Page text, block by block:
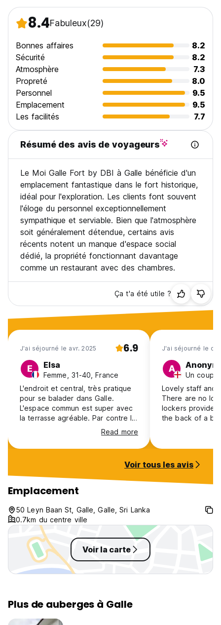
8.4Fabuleux(29)
Bonnes affaires
8.2
Sécurité
8.2
Atmosphère
7.3
Propreté
8.0
Personnel
9.5
Emplacement
9.5
Les facilités
7.7
Résumé des avis de voyageurs
Le Moi Galle Fort by DBI à Galle bénéficie d'un
emplacement fantastique dans le fort historique,
idéal pour l'exploration. Les clients font souvent
l'éloge du personnel exceptionnellement
sympathique et serviable. Bien que l'atmosphère
soit généralement détendue, certains avis
récents notent un manque d'espace social
dédié, la propriété fonctionnant davantage
comme un restaurant avec des chambres.
Ça t'a été utile ?
J'ai séjourné le avr. 2025 6.9
E Elsa
Femme, 31-40, France
L'endroit et central, très pratique
pour se balader dans Galle.
L'espace commun est super avec
la terrasse agréable. Par contre la
chambre dortoir pour femme est
plutôt un placard sans fenêtre
derrière la cuisine. Cela sent
les autres dortoirs.
Read more
J'ai séjourné le
A
Un
Lovely staff and
There are no
lockers provided
the back of a
communal area.
Voir tous les avis
Emplacement
50 Leyn Baan St, Galle, Galle, Sri Lanka
0.7km du centre ville
Voir la carte
Plus de auberges à Galle